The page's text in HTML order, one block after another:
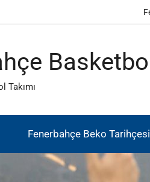
Takımı
Fenerbahçe Beko Tarihçesi